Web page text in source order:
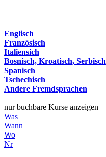
Englisch
Französisch
Italiensich
Bosnisch, Kroatisch, Serbisch
Spanisch
Tschechisch
Andere Fremdsprachen
nur buchbare Kurse anzeigen
Was
Wann
Wo
Nr